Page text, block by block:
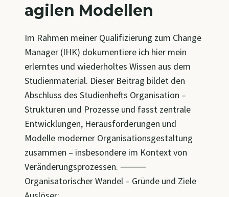
agilen Modellen
Im Rahmen meiner Qualifizierung zum Change
Manager (IHK) dokumentiere ich hier mein
erlerntes und wiederholtes Wissen aus dem
Studienmaterial. Dieser Beitrag bildet den
Abschluss des Studienhefts Organisation –
Strukturen und Prozesse und fasst zentrale
Entwicklungen, Herausforderungen und
Modelle moderner Organisationsgestaltung
zusammen – insbesondere im Kontext von
Veränderungsprozessen. ⸻
Organisatorischer Wandel – Gründe und Ziele